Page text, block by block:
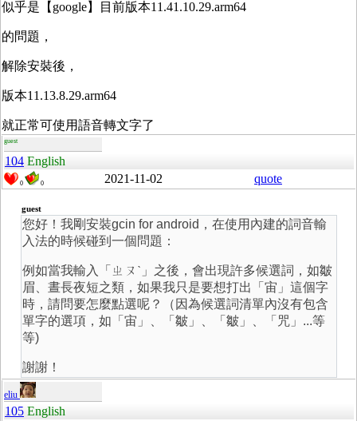
似乎是【google】目前版本11.41.10.29.arm64
的問題，
解除安裝後，
版本11.13.8.29.arm64
就正常可使用語音轉文字了
guest
104 English
0 0 2021-11-02 quote
guest
您好！我剛安裝gcin for android，在使用內建的詞音輸
入法的時候碰到一個問題：
例如當我輸入「ㄓㄡˋ」之後，會出現許多候選詞，如皺
眉、晝長夜短之類，如果我只是要想打出「宙」這個字
時，請問要怎麼點選呢？（因為候選詞清單內沒有包含
單字的選項，如「宙」、「皺」、「皺」、「咒」...等
等)
謝謝！
eliu
105 English